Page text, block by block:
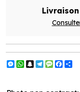
Messenger
WhatsApp
Snapchat
Telegram